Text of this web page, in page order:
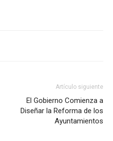
Artículo siguiente
El Gobierno Comienza a
Diseñar la Reforma de los
Ayuntamientos